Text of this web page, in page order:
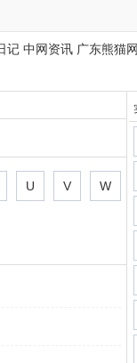
记 中网资讯 广东熊猫网
U V W